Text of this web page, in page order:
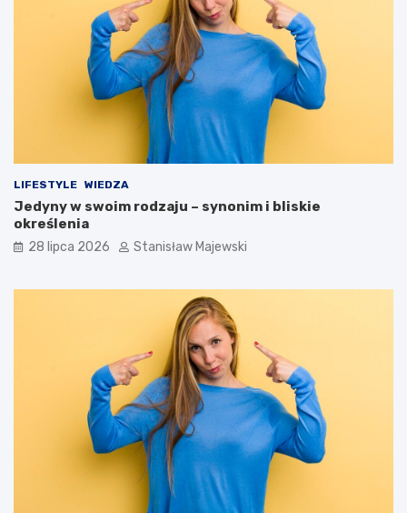
LIFESTYLE WIEDZA
Jedyny w swoim rodzaju – synonim i bliskie
określenia
28 lipca 2026 Stanisław Majewski